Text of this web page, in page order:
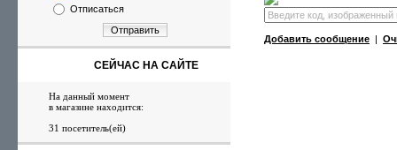
Отписаться
Отправить
СЕЙЧАС НА САЙТЕ
На данный момент
в магазине находится:
31 посетитель(ей)
Добавить сообщение |